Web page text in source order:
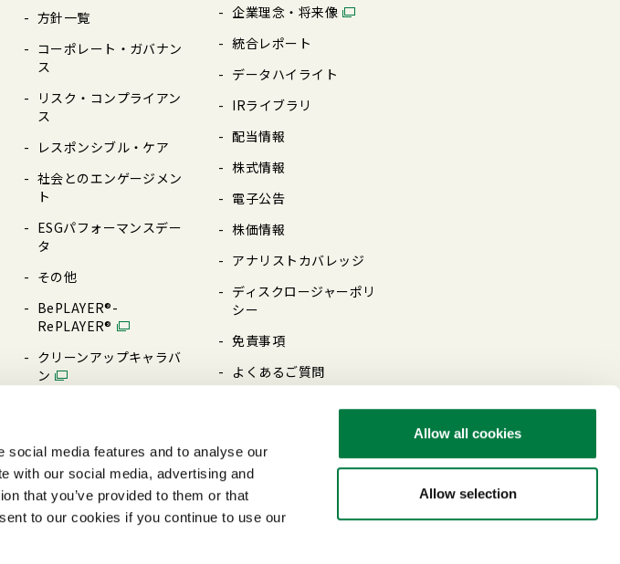
social media features and to analyse our
with our social media, advertising and
that you’ve provided to them or that
to our cookies if you continue to use our
Allow all cookies
Allow selection
⽅針⼀覧
コーポレート・ガバナン
ス
リスク・コンプライアン
ス
レスポンシブル・ケア
社会とのエンゲージメン
ト
ESGパフォーマンスデー
タ
その他
BePLAYER®-
RePLAYER®
クリーンアップキャラバ
ン
企業理念・将来像
統合レポート
データハイライト
IRライブラリ
配当情報
株式情報
電⼦公告
株価情報
アナリストカバレッジ
ディスクロージャーポリ
シー
免責事項
よくあるご質問
て 個人情報及び特定個人情報の保護について